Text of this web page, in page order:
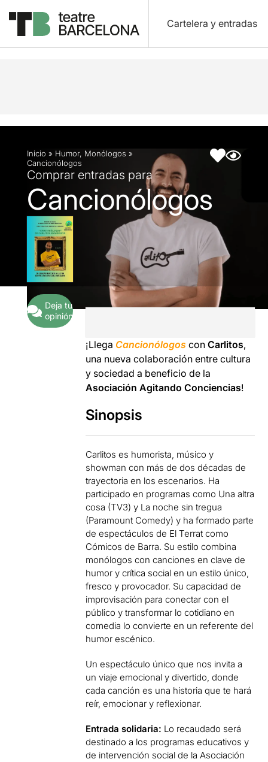
Cartelera y entradas
Descripción Ficha artística
Inicio » Humor, Monólogos »
Cancionólogos
Comprar entradas para
Cancionólogos
Deja tu
opinión
¡Llega Cancionólogos conCarlitos,
una nueva colaboración entre cultura
y sociedad a beneficio de la
Asociación Agitando Conciencias!
Sinopsis
Carlitos es humorista, músico y
showman con más de dos décadas de
trayectoria en los escenarios. Ha
participado en programas como Una altra
cosa (TV3) y La noche sin tregua
(Paramount Comedy) y ha formado parte
de espectáculos de El Terrat como
Cómicos de Barra. Su estilo combina
monólogos con canciones en clave de
humor y crítica social en un estilo único,
fresco y provocador. Su capacidad de
improvisación para conectar con el
público y transformar lo cotidiano en
comedia lo convierte en un referente del
humor escénico.
Un espectáculo único que nos invita a
un viaje emocional y divertido, donde
cada canción es una historia que te hará
reír, emocionar y reflexionar.
Entrada solidaria: Lo recaudado será
destinado a los programas educativos y
de intervención social de la Asociación